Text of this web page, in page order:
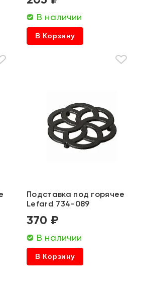
В наличии
В Корзину
Подставка под горячее
Lefard 734-089
370 ₽
В наличии
В Корзину